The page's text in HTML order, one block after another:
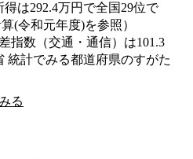
は292.4万円で全国29位で
(令和元年度)を参照）
指数（交通・通信）は101.3
統計でみる都道府県のすがた
る